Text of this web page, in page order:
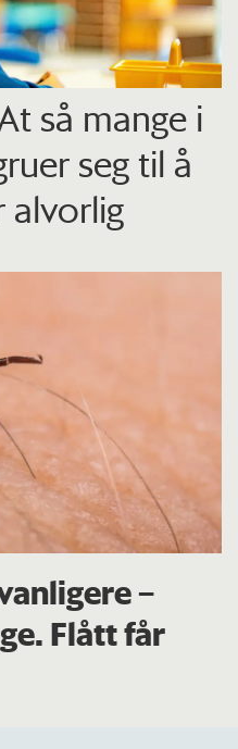
så mange i
seg til å
alvorlig
–
Flått får